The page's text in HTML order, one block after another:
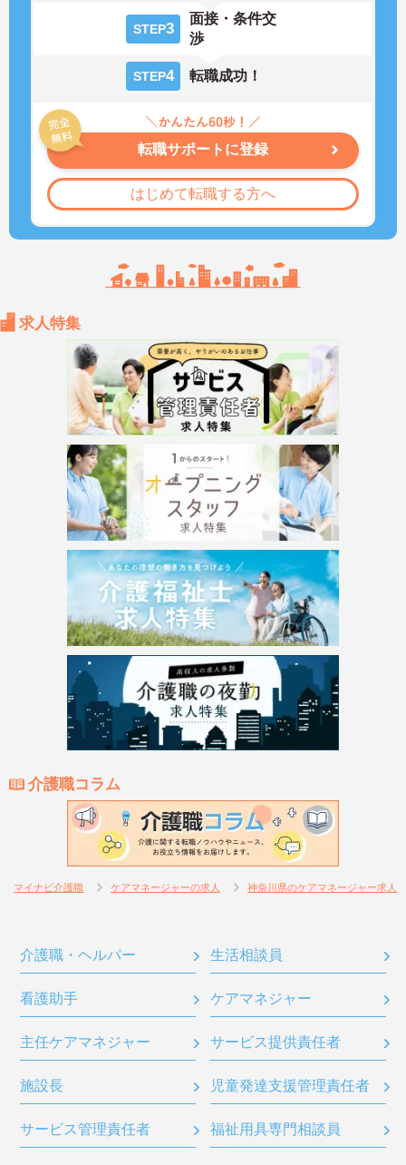
STEP3
面接・条件交
渉
STEP4 転職成功！
転職サポートに登録
はじめて転職する方へ
求人特集
介護職コラム
マイナビ介護職 ケアマネージャーの求人 神奈川県のケアマネージャー求人
介護職・ヘルパー 生活相談員
看護助手 ケアマネジャー
主任ケアマネジャー サービス提供責任者
施設長 児童発達支援管理責任者
サービス管理責任者 福祉用具専門相談員